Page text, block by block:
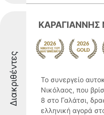
Διακριθέντες
ΚΑΡΑΓΙΑΝΝΗΣ
Το συνεργείο
Νικόλαος, που
8 στο Γαλάτσι,
ελληνική αγορά